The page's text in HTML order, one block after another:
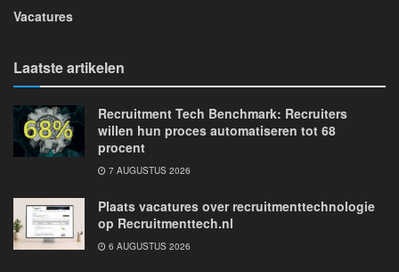
Vacatures
Laatste artikelen
Recruitment Tech Benchmark: Recruiters
willen hun proces automatiseren tot 68
procent
7 AUGUSTUS 2026
Plaats vacatures over recruitmenttechnologie
op Recruitmenttech.nl
6 AUGUSTUS 2026